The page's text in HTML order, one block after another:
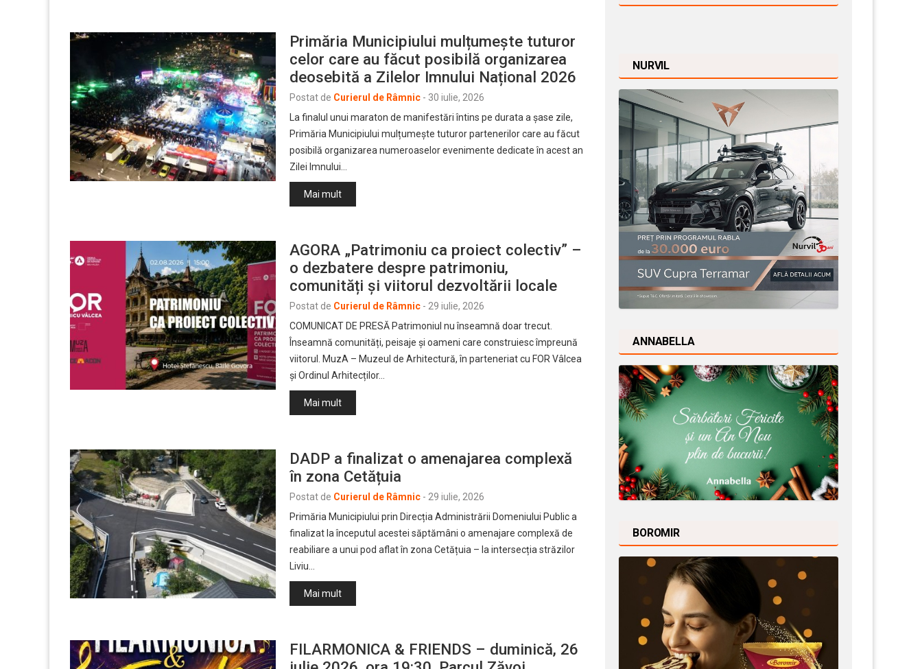
Primăria Municipiului mulțumește tuturor
celor care au făcut posibilă organizarea
deosebită a Zilelor Imnului Național 2026
Postat de Curierul de Râmnic - 30 iulie, 2026
La finalul unui maraton de manifestări întins pe durata a șase zile,
Primăria Municipiului mulțumește tuturor partenerilor care au făcut
posibilă organizarea numeroaselor evenimente dedicate în acest an
Zilei Imnului…
Mai mult
AGORA „Patrimoniu ca proiect colectiv” –
o dezbatere despre patrimoniu,
comunități și viitorul dezvoltării locale
Postat de Curierul de Râmnic - 29 iulie, 2026
COMUNICAT DE PRESĂ Patrimoniul nu înseamnă doar trecut.
Înseamnă comunități, peisaje și oameni care construiesc împreună
viitorul. MuzA – Muzeul de Arhitectură, în parteneriat cu FOR Vâlcea
și Ordinul Arhitecților…
Mai mult
DADP a finalizat o amenajarea complexă
în zona Cetățuia
Postat de Curierul de Râmnic - 29 iulie, 2026
Primăria Municipiului prin Direcția Administrării Domeniului Public a
finalizat la începutul acestei săptămâni o amenajare complexă de
reabiliare a unui pod aflat în zona Cetățuia – la intersecția străzilor
Liviu…
Mai mult
FILARMONICA & FRIENDS – duminică, 26
NURVIL
ANNABELLA
BOROMIR